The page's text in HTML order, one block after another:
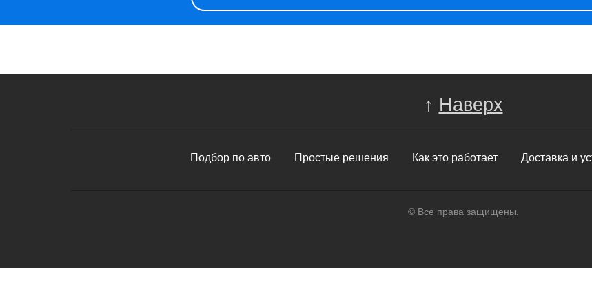
↑ Наверх
Подбор по авто Простые решения Как это работает Доставка и
© Все права защищены.